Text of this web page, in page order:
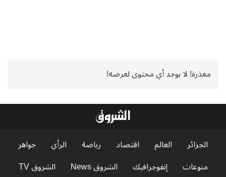
معذرة! لا يوجد أي محتوى لعرضه!
الجزائر العالم اقتصاد رياضة الرأي
جواهر
منوعات
إنفوجرافيك الشروق News الشروق TV